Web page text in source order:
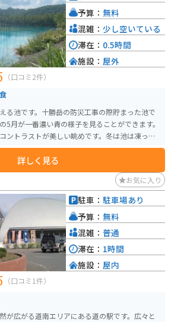
メやショッピングを楽しめる「道の駅 びえい 白
訪れた際にはぜひ立ち寄りたいスポットです。
（口コミ2件）
る池です。十勝岳の防災工事の際貯まった池で
5月が一番濃い青の様子を見ることができます。
ントラストが美しい眺めです。冬は池は凍って
トアップもされるので、雪と池のコラボも見ど
詳しく見る
予算： 無料
混雑： 少し空いている
滞在： 0.5時間
施設： 屋外
お気に入り
（口コミ1件）
が広がる道南エリアにある道の駅です。広々と
駐車： 駐車場あり
予算： 無料
混雑： 普通
滞在： 1時間
施設： 屋内